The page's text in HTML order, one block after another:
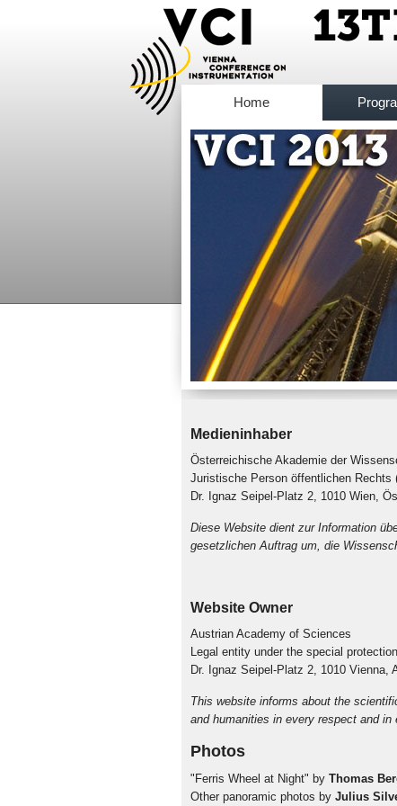
Home
Medieninhaber
Österreichische Akademie der
Juristische Person öffentlichen
Dr. Ignaz Seipel-Platz 2, 1010 Wien,
Diese Website dient zur Information
gesetzlichen Auftrag um, die
Website Owner
Austrian Academy of Sciences
Legal entity under the special
Dr. Ignaz Seipel-Platz 2, 1010 Vienna,
This website informs about the
and humanities in every respect and in
Photos
"Ferris Wheel at Night" by Thomas
Other panoramic photos by Julius